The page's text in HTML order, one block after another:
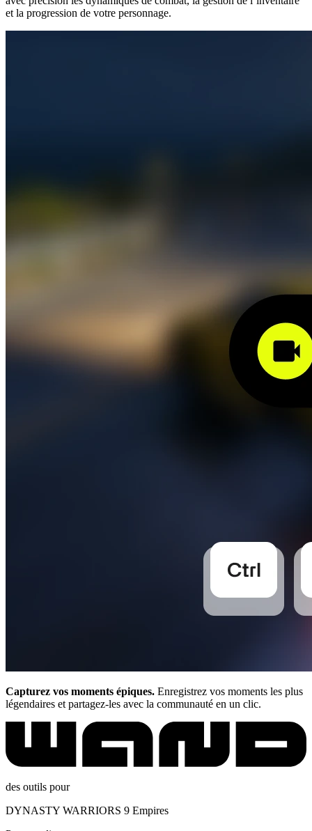
et la progression de votre personnage.
Capturez vos moments épiques. Enregistrez vos moments les plus
légendaires et partagez-les avec la communauté en un clic.
des outils pour
DYNASTY WARRIORS 9 Empires